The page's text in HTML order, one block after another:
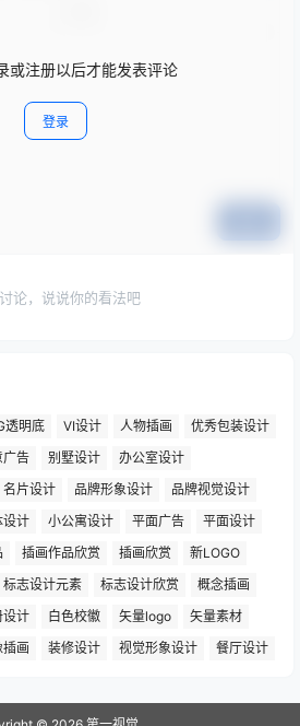
或注册以后才能发表评论
登录
论，说说你的看法吧
透明底 VI设计 人物插画
优秀包装设计
广告 别墅设计
办公室设计
名片设计 品牌形象设计
品牌视觉设计
设计 小公寓设计 平面广告
平面设计
插画作品欣赏 插画欣赏
新LOGO
标志设计元素 标志设计欣赏
概念插画
设计 白色校徽 矢量logo
矢量素材
插画 装修设计 视觉形象设计 餐厅设计